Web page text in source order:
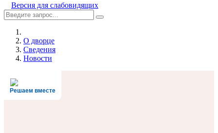
Версия для слабовидящих
О дворце
Сведения
Новости
Решаем вместе